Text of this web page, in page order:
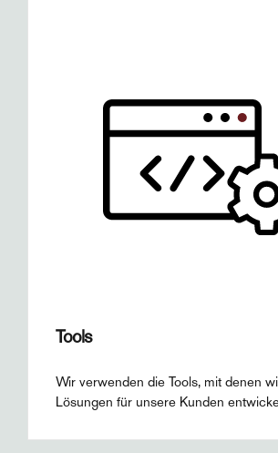
Tools
Wir verwenden die Tools, mit denen
Lösungen für unsere Kunden